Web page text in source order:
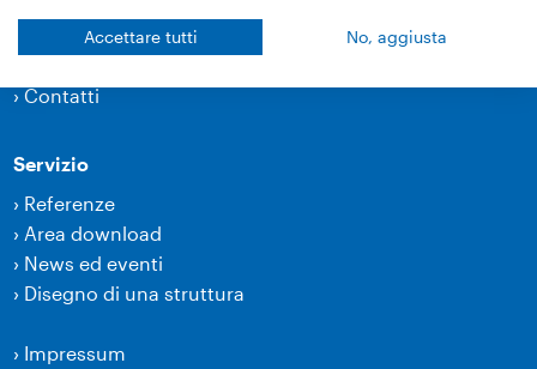
Contatti
›Contatti
Servizio
› Referenze
› Area download
› News ed eventi
› Disegno di una struttura
› Impressum
Accettare tutti No, aggiusta